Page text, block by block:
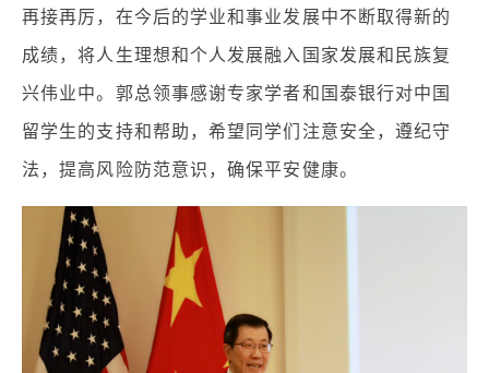
再接再厉，在今后的学业和事业发展中不断取得新的
成绩，将人生理想和个人发展融入国家发展和民族复
兴伟业中。郭总领事感谢专家学者和国泰银行对中国
留学生的支持和帮助，希望同学们注意安全，遵纪守
法，提高风险防范意识，确保平安健康。